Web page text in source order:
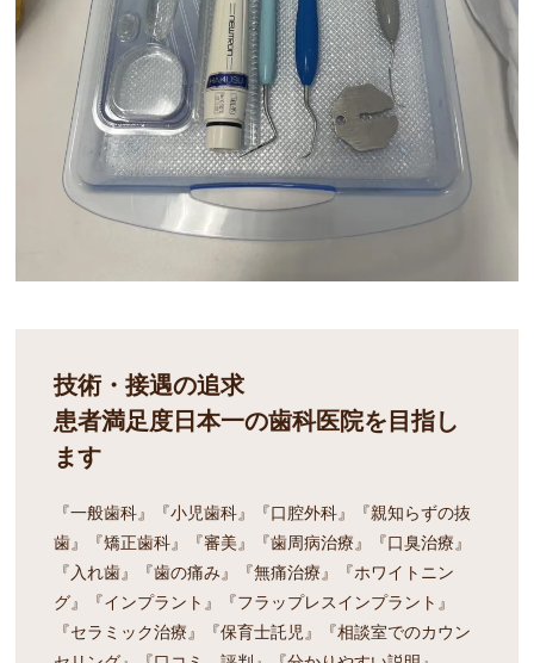
技術・接遇の追求
患者満足度日本一の歯科医院を目指し
ます
『一般歯科』『小児歯科』『口腔外科』『親知らずの抜
歯』『矯正歯科』『審美』『歯周病治療』『口臭治療』
『入れ歯』『歯の痛み』『無痛治療』『ホワイトニン
グ』『インプラント』『フラップレスインプラント』
『セラミック治療』『保育士託児』『相談室でのカウン